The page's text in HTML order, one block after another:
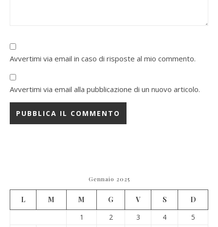
Avvertimi via email in caso di risposte al mio commento.
Avvertimi via email alla pubblicazione di un nuovo articolo.
Gennaio 2025
L M M G V S
D
1
2 3 4
5